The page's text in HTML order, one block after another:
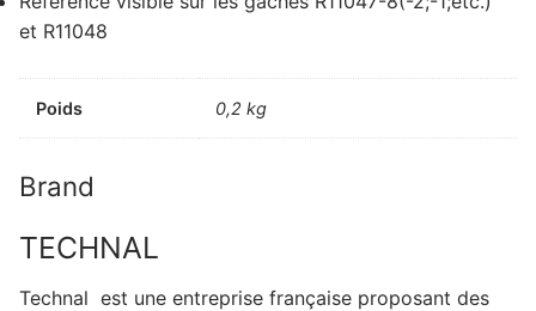
et R11048
Poids 0,2 kg
Brand
TECHNAL
Technal est une entreprise française proposant des